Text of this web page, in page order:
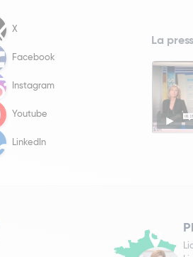
X
Facebook
Instagram
Youtube
LinkedIn
La